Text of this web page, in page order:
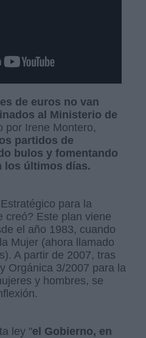
de euros no van
al Ministerio de
por Irene Montero,
partidos de
bulos y fomentando
los últimos días.
para la
creó? Este plan viene
el año 1983, cuando
Mujer (ahora llamado
A partir de 2007, tras
Orgánica 3/2007 para la
y hombres, se
ley "el Gobierno, en